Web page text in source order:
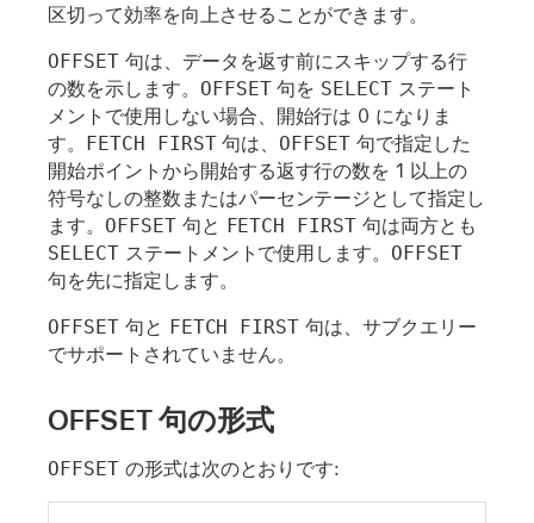
区切って効率を向上させることができます。
OFFSET句は、データを返す前にスキップする行
の数を示します。 OFFSET句を SELECT ステート
メントで使用しない場合、開始行は 0 になりま
す。 FETCH FIRST句は、 OFFSET 句で指定した
開始ポイントから開始する返す行の数を 1 以上の
符号なしの整数またはパーセンテージとして指定し
ます。 OFFSET句と FETCH FIRST 句は両方とも
SELECTステートメントで使用します。 OFFSET
句を先に指定します。
OFFSET句と FETCH FIRST 句は、サブクエリー
でサポートされていません。
OFFSET 句の形式
OFFSETの形式は次のとおりです: